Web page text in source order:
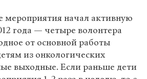
мероприятия начал активную
года — четыре волонтера
от основной работы
из онкологических
выходные. Если раньше дети